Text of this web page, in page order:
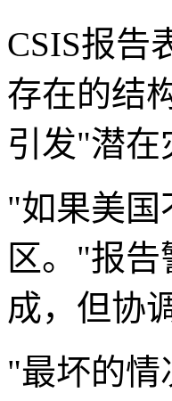
CSIS报告
存在的结
引发"潜在
"如果美国
区。"报
成，但协
"最坏的情